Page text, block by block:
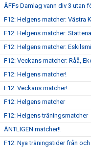
ÄFFs Damlag vann div 3 utan
F12: Helgens matcher: Västra
F12: Helgens matcher:
F12: Helgens matcher:
F12: Veckans matcher: Råå,
F12: Helgens matcher!
F12: Veckans matcher!
F12: Helgens matcher
F12: Helgens träningsmatcher
ÄNTLIGEN matcher!!
F12: Nya träningstider från